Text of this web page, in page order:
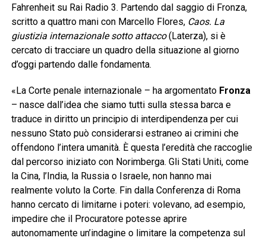
Fahrenheit su Rai Radio 3. Partendo dal saggio di Fronza,
scritto a quattro mani con Marcello Flores, Caos. La
giustizia internazionale sotto attacco(Laterza), si è
cercato di tracciare un quadro della situazione al giorno
d’oggi partendo dalle fondamenta.
«La Corte penale internazionale – ha argomentato Fronza
– nasce dall’idea che siamo tutti sulla stessa barca e
traduce in diritto un principio di interdipendenza per cui
nessuno Stato può considerarsi estraneo ai crimini che
offendono l’intera umanità. È questa l’eredità che raccoglie
dal percorso iniziato con Norimberga. Gli Stati Uniti, come
la Cina, l’India, la Russia o Israele, non hanno mai
realmente voluto la Corte. Fin dalla Conferenza di Roma
hanno cercato di limitarne i poteri: volevano, ad esempio,
impedire che il Procuratore potesse aprire
autonomamente un’indagine o limitare la competenza sul